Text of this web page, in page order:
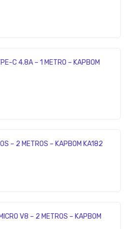
C 4.8A – 1 METRO – KAPBOM
– 2 METROS – KAPBOM KA182
V8 – 2 METROS – KAPBOM